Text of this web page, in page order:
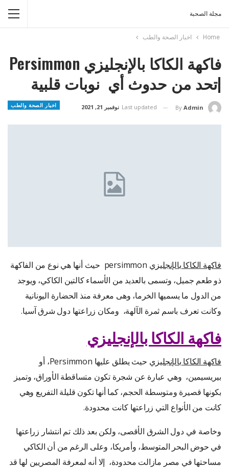
مجلة الصحبة
Home اخبار الصحة والطب
فاكهة الكاكا بالإنجليزي Persimmon
|تحد من حدوث أي نوبات قلبية
اخبار الصحة والطب By Admin
Last updated نوفمبر 21, 2021
فاكهة الكاكا بالإنجليزي
persimmon حيث أنها هي نوع من الفاكهة
ذو طعم جميل، وتسمى بالعديد من الأسماء كالتين الكاكي، ويوجد
من الدول ما يسميها الخرما، وهى معرفة منذ الحضارة اليونانية
وكانت تعرف باسم ثمرة الآلهة، ومكان زراعتها دول شرق آسيا.
فاكهة الكاكا بالإنجليزي
فاكهة الكاكا بالإنجليزي
حيث يطلق عليها Persimmon، أو
بيريسيمين، وهي عبارة عن شجرة تكون متساقطة الأوراق، وتميز
بكونها قصيرة ومتوسطة الحجم، كما أنها تكون قليلة التفريع وهي
كانت من الأنواع التي زراعتها كانت محدودة.
وخاصة في دول الشرق الأقصى، ولكن بعد ذلك تم انتشار زراعتها
في حوض البحر المتوسط، وأمريكا، وعلى الرغم من أن الكاكي
مساحتها في مصر مازالت محدودة، إلا أنه لمعرفة المصريين لها قد